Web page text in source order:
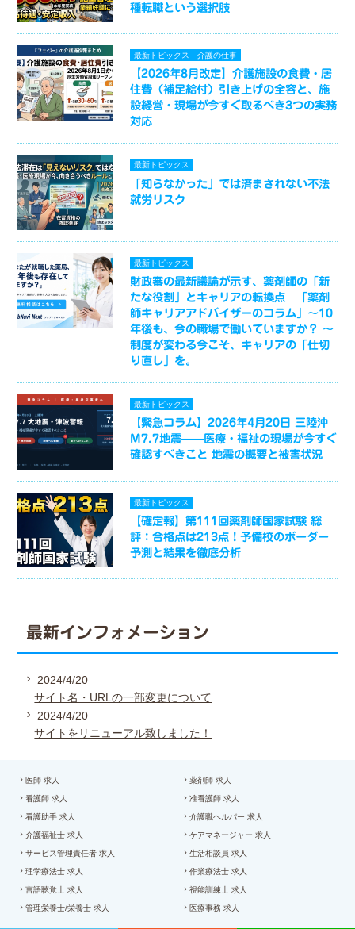
種転職という選択肢
最新トピックス 介護の仕事
【2026年8月改定】介護施設の食費・居
住費（補足給付）引き上げの全容と、施
設経営・現場が今すぐ取るべき3つの実務
対応
最新トピックス
「知らなかった」では済まされない不法
就労リスク
最新トピックス
財政審の最新議論が示す、薬剤師の「新
たな役割」とキャリアの転換点 「薬剤
師キャリアアドバイザーのコラム」～10
年後も、今の職場で働いていますか？ ～
制度が変わる今こそ、キャリアの「仕切
り直し」を。
最新トピックス
【緊急コラム】2026年4月20日 三陸沖
M7.7地震——医療・福祉の現場が今すぐ
確認すべきこと 地震の概要と被害状況
最新トピックス
【確定報】第111回薬剤師国家試験 総
評：合格点は213点！予備校のボーダー
予測と結果を徹底分析
最新インフォメーション
2024/4/20
サイト名・URLの一部変更について
2024/4/20
サイトをリニューアル致しました！
医師 求人 薬剤師 求人
看護師 求人 准看護師 求人
看護助手 求人 介護職ヘルパー 求人
介護福祉士 求人 ケアマネージャー 求人
サービス管理責任者 求人 生活相談員 求人
理学療法士 求人 作業療法士 求人
言語聴覚士 求人 視能訓練士 求人
管理栄養士/栄養士 求人 医療事務 求人